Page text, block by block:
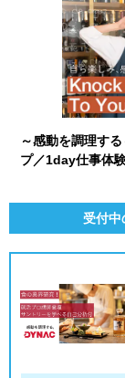
～感動を調理す
プ／1day仕事体
受付中